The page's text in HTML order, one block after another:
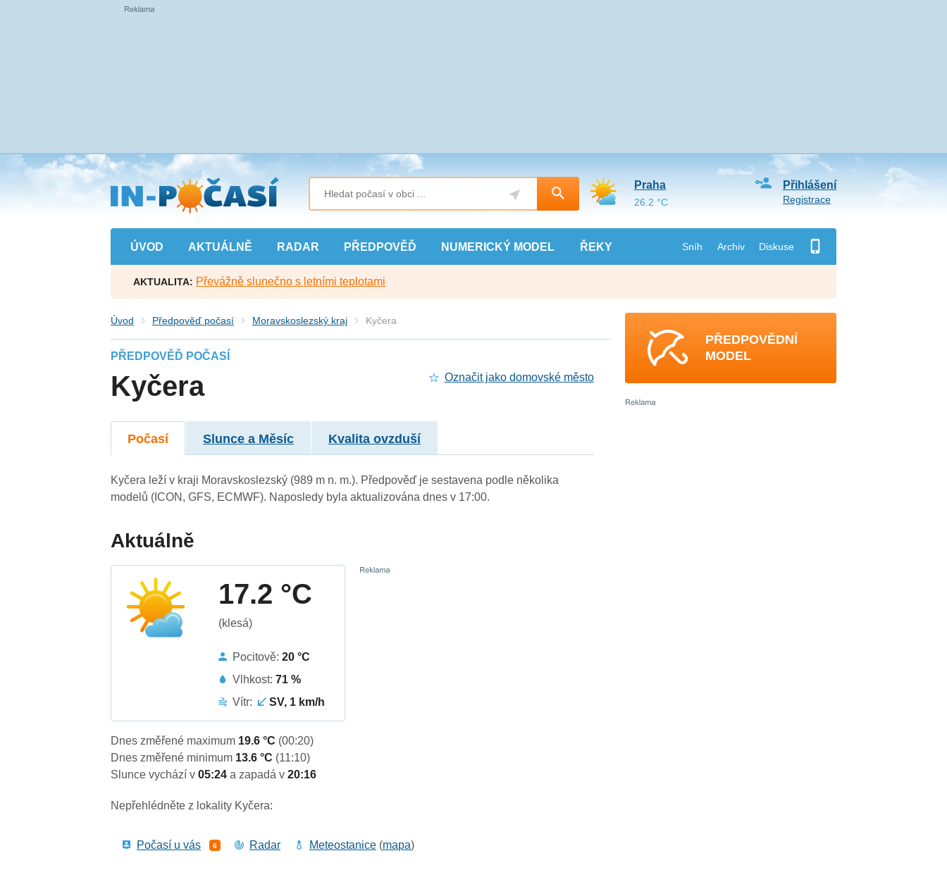
Přejít
na
hlavní
obsah
ÚVOD AKTUÁLNĚ RADAR PŘEDPOVĚĎ NUMERICKÝ MODEL ŘEKY Sníh Archiv Diskuse
Přihlášení
Registrace
Praha
26.2 °C
AKTUALITA: Převážně slunečno s letními teplotami
Úvod Předpověď počasí Moravskoslezský kraj Kyčera
PŘEDPOVĚĎ POČASÍ
Kyčera Označit jako domovské město
Počasí Slunce a Měsíc Kvalita ovzduší
Kyčera leží v kraji Moravskoslezský (989 m n. m.). Předpověď je sestavena podle několika
modelů (ICON, GFS, ECMWF). Naposledy byla aktualizována dnes v 17:00.
Aktuálně
17.2 °C
(klesá)
Pocitově:20 °C
Vlhkost:71 %
Vítr:
SV, 1 km/h
Dnes změřené maximum 19.6 °C (00:20)
Dnes změřené minimum 13.6 °C (11:10)
Slunce vychází v05:24a zapadá v20:16
Nepřehlédněte z lokality Kyčera:
Počasí u vás 6 Radar Meteostanice (mapa)
PŘEDPOVĚDNÍ
MODEL